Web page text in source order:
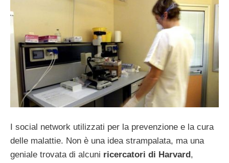
I social network utilizzati per la prevenzione e la cura
delle malattie. Non è una idea strampalata, ma una
geniale trovata di alcuni ricercatori di Harvard,